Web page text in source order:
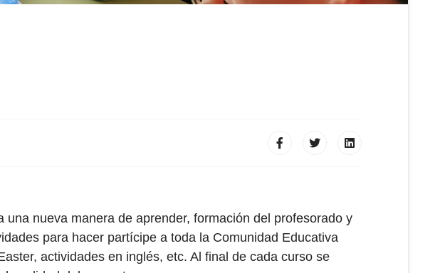
una nueva manera de aprender, formación del profesorado y
para hacer partícipe a toda la Comunidad Educativa
actividades en inglés, etc. Al final de cada curso se